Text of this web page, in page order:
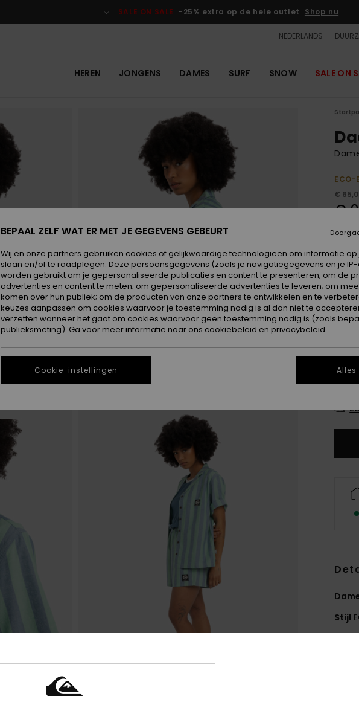
SALE ON SALE -25% extra op de hele outlet Shop nu
NEDERLANDS
HEREN JONGENS DAMES SURF SNOW SALE ON
ECO-
€
€
Kleur
Stijl
BEPAAL ZELF WAT ER MET JE GEGEVENS GEBEURT
Wij en onze partners gebruiken cookies of gelijkwaardige technologieën om informatie
slaan en/of te raadplegen. Deze persoonsgegevens (zoals je navigatiegegevens en je
worden gebruikt om je gepersonaliseerde publicaties en content te presenteren; om de
advertenties en content te meten; om gepersonaliseerde advertenties te leveren; om
komen over hun publiek; om de producten van onze partners te ontwikkelen en te
keuzes aanpassen om cookies waarvoor je toestemming nodig is al dan niet te
verzetten wanneer het gaat om cookies waarvoor geen toestemming nodig is (zoals
publieksmeting). Ga voor meer informatie naar ons cookiebeleid en privacybeleid
Cookie-instellingen Alles